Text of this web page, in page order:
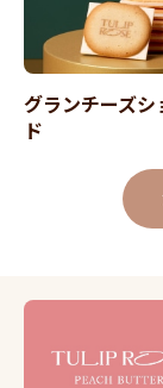
グランチーズシ
ド